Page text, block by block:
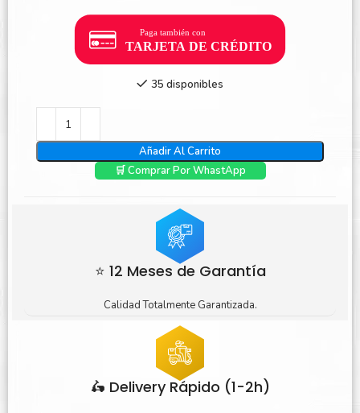
35 disponibles
Añadir Al Carrito
🛒 Comprar Por WhastApp
⭐ 12 Meses de Garantía
Calidad Totalmente Garantizada.
🛵 Delivery Rápido (1-2h)